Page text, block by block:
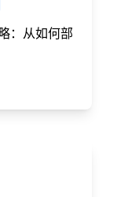
：从如何部